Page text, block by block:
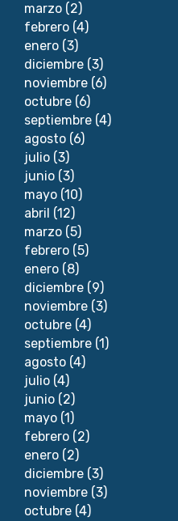
marzo (2)
febrero (4)
enero (3)
diciembre (3)
noviembre (6)
octubre (6)
septiembre (4)
agosto (6)
julio (3)
junio (3)
mayo (10)
abril (12)
marzo (5)
febrero (5)
enero (8)
diciembre (9)
noviembre (3)
octubre (4)
septiembre (1)
agosto (4)
julio (4)
junio (2)
mayo (1)
febrero (2)
enero (2)
diciembre (3)
noviembre (3)
octubre (4)